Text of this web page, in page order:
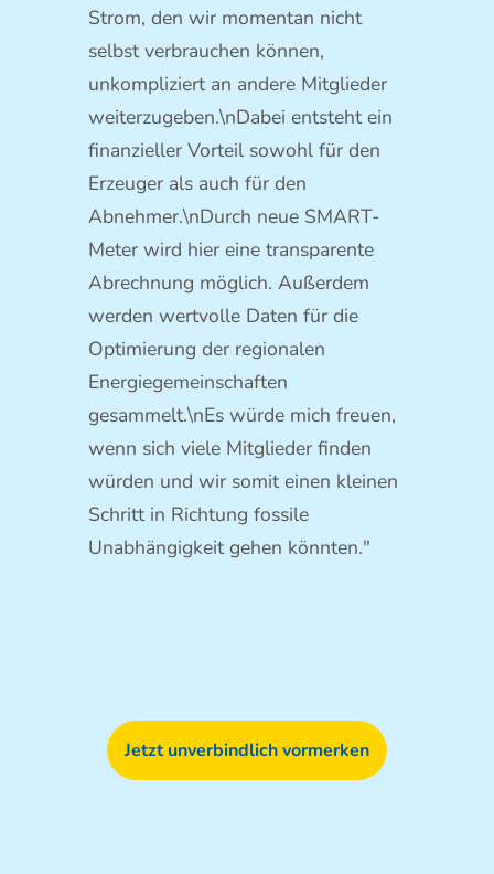
Strom, den wir momentan nicht
selbst verbrauchen können,
unkompliziert an andere Mitglieder
weiterzugeben.\nDabei entsteht ein
finanzieller Vorteil sowohl für den
Erzeuger als auch für den
Abnehmer.\nDurch neue SMART-
Meter wird hier eine transparente
Abrechnung möglich. Außerdem
werden wertvolle Daten für die
Optimierung der regionalen
Energiegemeinschaften
gesammelt.\nEs würde mich freuen,
wenn sich viele Mitglieder finden
würden und wir somit einen kleinen
Schritt in Richtung fossile
Unabhängigkeit gehen könnten."
Jetzt unverbindlich vormerken